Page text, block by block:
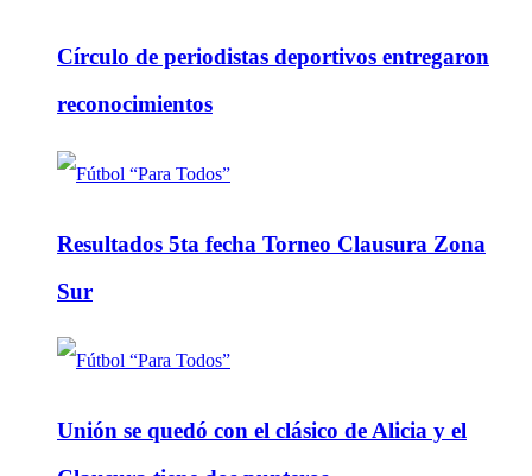
Círculo de periodistas deportivos entregaron
reconocimientos
Resultados 5ta fecha Torneo Clausura Zona
Sur
Unión se quedó con el clásico de Alicia y el